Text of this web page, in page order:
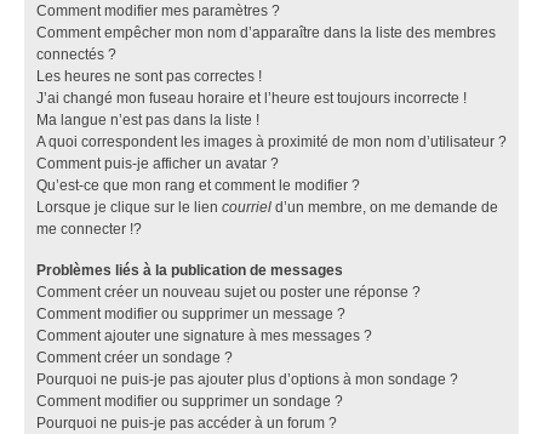
Comment modifier mes paramètres ?
Comment empêcher mon nom d’apparaître dans la liste des membres
connectés ?
Les heures ne sont pas correctes !
J’ai changé mon fuseau horaire et l’heure est toujours incorrecte !
Ma langue n’est pas dans la liste !
A quoi correspondent les images à proximité de mon nom d’utilisateur ?
Comment puis-je afficher un avatar ?
Qu’est-ce que mon rang et comment le modifier ?
Lorsque je clique sur le lien courriel d’un membre, on me demande de
me connecter !?
Problèmes liés à la publication de messages
Comment créer un nouveau sujet ou poster une réponse ?
Comment modifier ou supprimer un message ?
Comment ajouter une signature à mes messages ?
Comment créer un sondage ?
Pourquoi ne puis-je pas ajouter plus d’options à mon sondage ?
Comment modifier ou supprimer un sondage ?
Pourquoi ne puis-je pas accéder à un forum ?